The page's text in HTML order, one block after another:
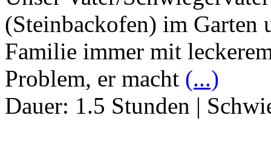
(Steinbackofen) im Garten
Familie immer mit
Problem, er macht (...)
Dauer: 1.5 Stunden |